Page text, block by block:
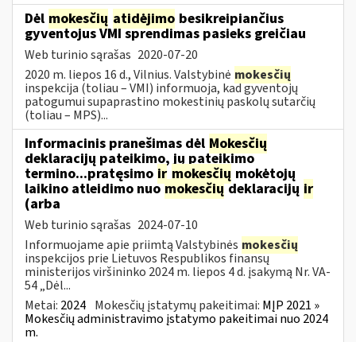
Dėl mokesčių atidėjimo besikreipiančius
gyventojus VMI sprendimas pasieks greičiau
Web turinio sąrašas 2020-07-20
2020 m. liepos 16 d., Vilnius. Valstybinė mokesčių
inspekcija (toliau – VMI) informuoja, kad gyventojų
patogumui supaprastino mokestinių paskolų sutarčių
(toliau – MPS)...
Informacinis pranešimas dėl Mokesčių
deklaracijų pateikimo, jų pateikimo
termino...pratęsimo ir mokesčių mokėtojų
laikino atleidimo nuomokesčiųdeklaracijų ir
(arba
Web turinio sąrašas 2024-07-10
Informuojame apie priimtą Valstybinės mokesčių
inspekcijos prie Lietuvos Respublikos finansų
ministerijos viršininko 2024 m. liepos 4 d. įsakymą Nr. VA-
54 „Dėl...
Metai: 2024 Mokesčių įstatymų pakeitimai: MĮP 2021 »
Mokesčių administravimo įstatymo pakeitimai nuo 2024
m.